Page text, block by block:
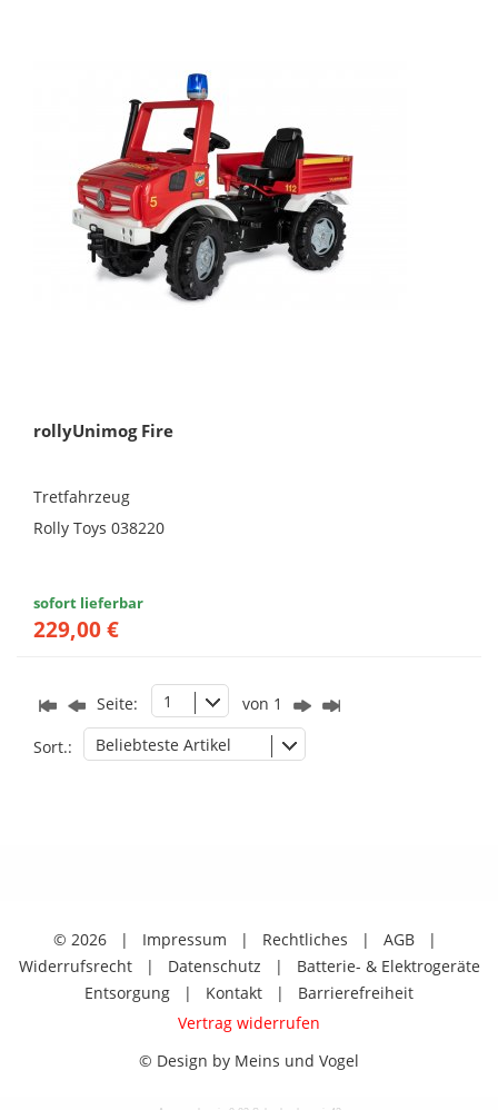
rollyUnimog Fire
Tretfahrzeug
Rolly Toys 038220
sofort lieferbar
229,00 €
Seite: 1 von 1
Sort.: Beliebteste Artikel
© 2026| Impressum | Rechtliches | AGB|
Widerrufsrecht| Datenschutz | Batterie- & Elektrogeräte
Entsorgung | Kontakt | Barrierefreiheit
Vertrag widerrufen
© Design by Meins und Vogel